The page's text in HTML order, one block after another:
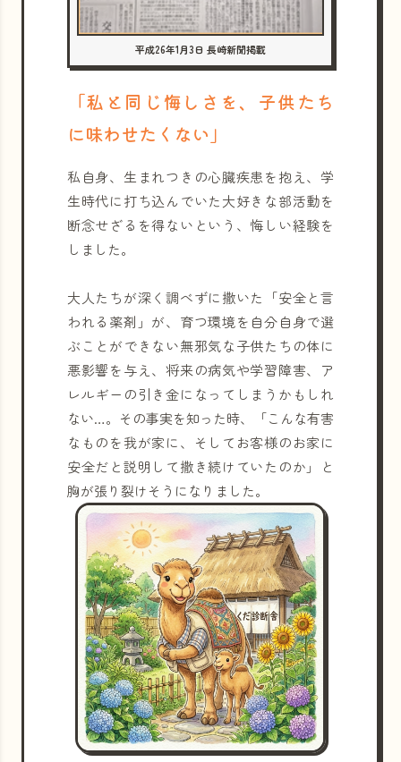
平成26年1月3日 長崎新聞掲載
「私と同じ悔しさを、子供たち
に味わせたくない」
私自身、生まれつきの心臓疾患を抱え、学
生時代に打ち込んでいた大好きな部活動を
断念せざるを得ないという、悔しい経験を
しました。
大人たちが深く調べずに撒いた「安全と言
われる薬剤」が、育つ環境を自分自身で選
ぶことができない無邪気な子供たちの体に
悪影響を与え、将来の病気や学習障害、ア
レルギーの引き金になってしまうかもしれ
ない…。その事実を知った時、「こんな有害
なものを我が家に、そしてお客様のお家に
安全だと説明して撒き続けていたのか」と
胸が張り裂けそうになりました。